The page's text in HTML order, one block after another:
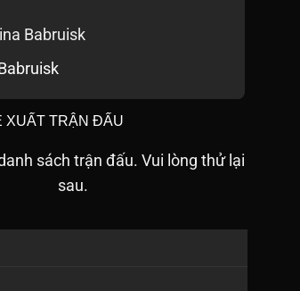
XUẤT TRẬN ĐẤU
sách trận đấu. Vui lòng thử lại
sau.